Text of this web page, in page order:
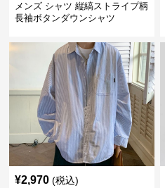
メンズ シャツ 縦縞ストライプ柄
長袖ボタンダウンシャツ
¥2,970 (税込)